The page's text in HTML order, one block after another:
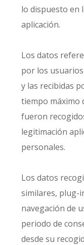
lo dispuesto en
aplicación.
Los datos
por los
y las recibidas
tiempo máximo
fueron
legitimación
personales.
Los datos
similares, plug-
navegación de
periodo de
desde su